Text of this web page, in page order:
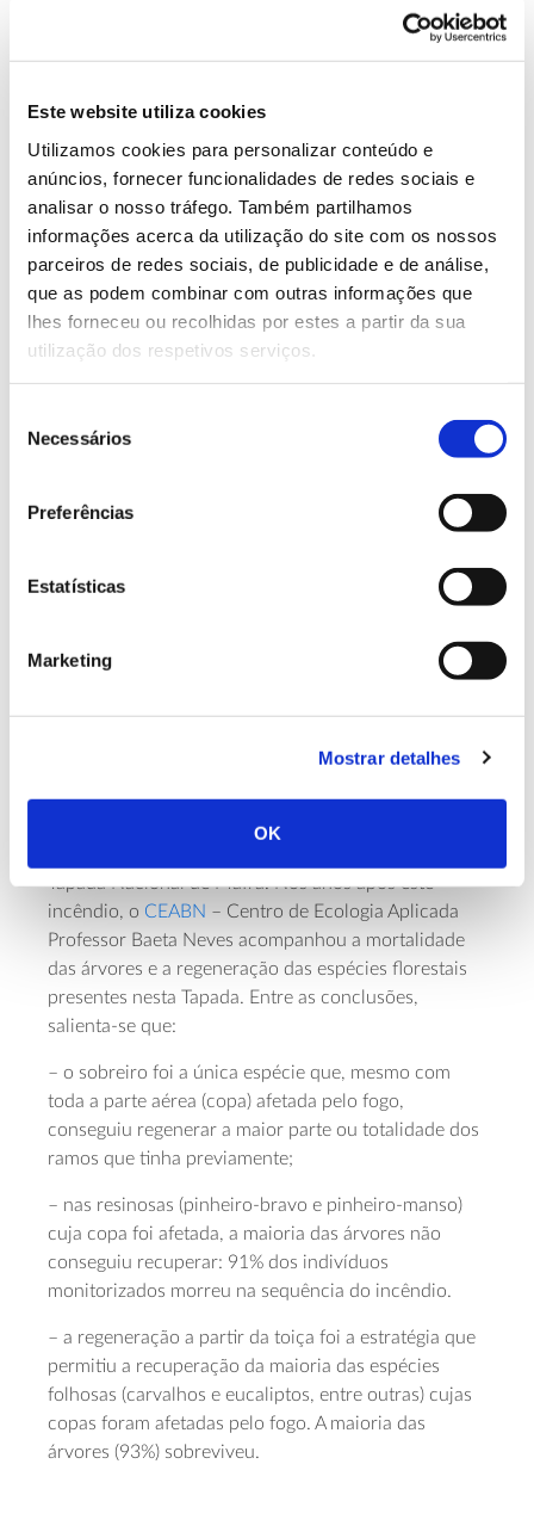
Este website utiliza cookies
Utilizamos cookies para personalizar conteúdo e
anúncios, fornecer funcionalidades de redes sociais e
analisar o nosso tráfego. Também partilhamos
informações acerca da utilização do site com os nossos
parceiros de redes sociais, de publicidade e de análise,
que as podem combinar com outras informações que
lhes forneceu ou recolhidas por estes a partir da sua
utilização dos respetivos serviços.
Necessários
Preferências
Estatísticas
Marketing
Mostrar detalhes
OK
O facto de terem estas adaptações não garante às
nos casos de incêndios de grande dimensão e
severidade, a propagação torna-se tendencialmente
indiferente ao tipo de vegetaçãoque existe. Por
outro lado, “a capacidade de persistência do
pinheiro-bravo na paisagem ibérica face ao fogo é
bastante desigual entre populações e proveniências,
exprimindo a variabilidade morfológica e de
adaptações reprodutivas que a espécie exibe”, refere
o estudo “A Piroecologia do Pinheiro Bravo
disso, o documento alerta que a espécie tenderá a
severidade elevada for incompatível com a sua
antes de as árvores chegarem à idade de produção
de sementes), especialmente em regiões afetadas por
Regeneração e sobrevivência
após o fogo: o exemplo da
Tapada de Mafra
O pinheiro-bravo foi também uma das espécies mais
afetadas pelo grande incêndio de Mafra que, em
Tapada Nacional de Mafra. Nos anos após este
incêndio, o CEABN – Centro de Ecologia Aplicada
Professor Baeta Neves acompanhou a mortalidade
das árvores e a regeneração das espécies florestais
presentes nesta Tapada. Entre as conclusões,
salienta-se que:
– o sobreiro foi a única espécie que, mesmo com
toda a parte aérea (copa) afetada pelo fogo,
conseguiu regenerar a maior parte ou totalidade dos
ramos que tinha previamente;
– nas resinosas (pinheiro-bravo e pinheiro-manso)
cuja copa foi afetada, a maioria das árvores não
conseguiu recuperar: 91% dos indivíduos
monitorizados morreu na sequência do incêndio.
– a regeneração a partir da toiça foi a estratégia que
permitiu a recuperação da maioria das espécies
folhosas (carvalhos e eucaliptos, entre outras) cujas
copas foram afetadas pelo fogo. A maioria das
árvores (93%) sobreviveu.